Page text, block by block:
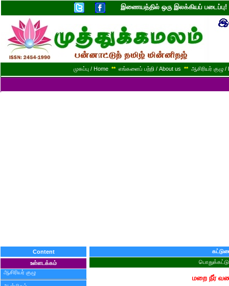
இணையத்தில் ஒரு இலக்கியப்
முகப்பு / Home ** எங்களைப் பற்றி / About us ** ஆசிரியர் குழு
Content
உள்ளடக்கம்
ஆசிரியர் குழு
மறை நீர்